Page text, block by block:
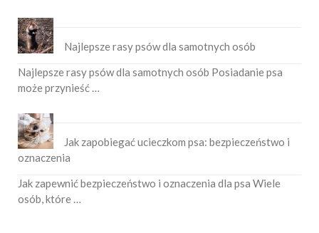
Najlepsze rasy psów dla samotnych osób
Najlepsze rasy psów dla samotnych osób Posiadanie psa
może przynieść …
Jak zapobiegać ucieczkom psa: bezpieczeństwo i
oznaczenia
Jak zapewnić bezpieczeństwo i oznaczenia dla psa Wiele
osób, które …